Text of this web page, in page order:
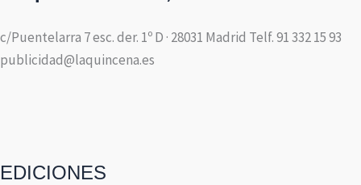
c/Puentelarra 7 esc. der. 1º D · 28031 Madrid Telf. 91 332 15 93
publicidad@laquincena.es
EDICIONES